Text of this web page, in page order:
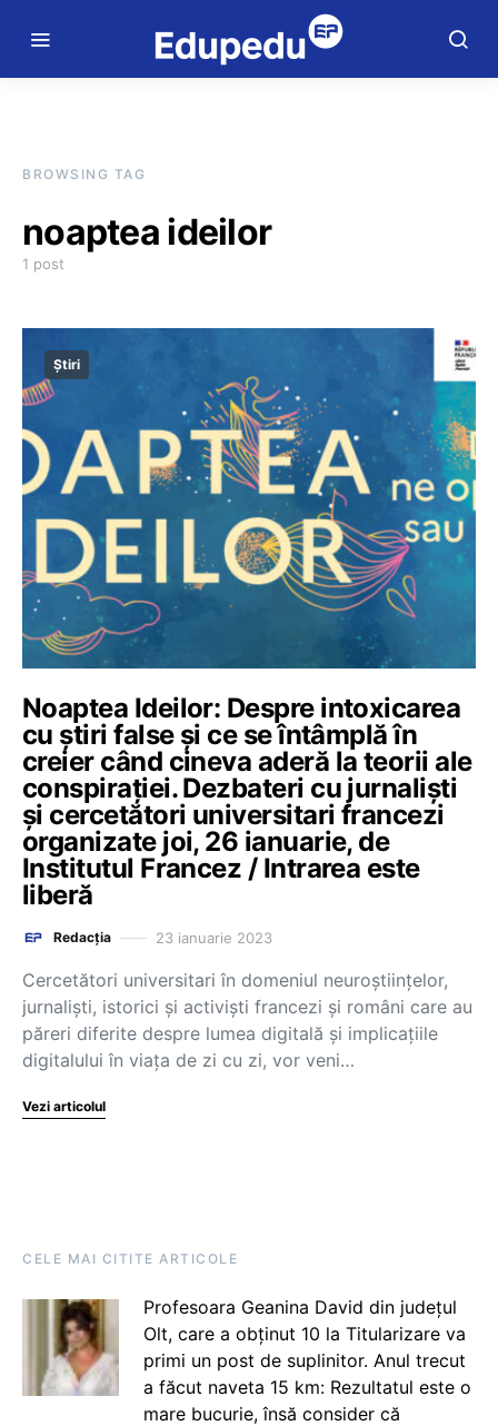
BROWSING TAG
noaptea ideilor
1 post
Știri
Noaptea Ideilor: Despre intoxicarea
cu știri false și ce se întâmplă în
creier când cineva aderă la teorii ale
conspirației. Dezbateri cu jurnaliști
și cercetători universitari francezi
organizate joi, 26 ianuarie, de
Institutul Francez / Intrarea este
liberă
Redacția 23 ianuarie 2023
Cercetători universitari în domeniul neuroștiințelor,
jurnaliști, istorici și activiști francezi și români care au
păreri diferite despre lumea digitală și implicațiile
digitalului în viața de zi cu zi, vor veni…
Vezi articolul
CELE MAI CITITE ARTICOLE
Profesoara Geanina David din județul
Olt, care a obținut 10 la Titularizare va
primi un post de suplinitor. Anul trecut
a făcut naveta 15 km: Rezultatul este o
mare bucurie, însă consider că